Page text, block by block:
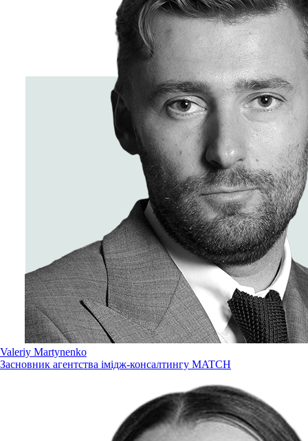
Valeriy Martynenko
Засновник агентства імідж-консалтингу MATCH